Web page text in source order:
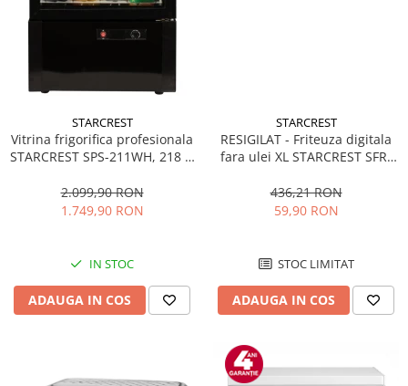
STARCREST
Vitrina frigorifica profesionala
STARCREST SPS-211WH, 218 L,
LED, H 141 cm, Negru
2.099,90 RON
1.749,90 RON
IN STOC
ADAUGA IN COS
STARCREST
RESIGILAT - Friteuza digitala
fara ulei XL STARCREST SFR-
Termostat 80 - 200 °C, 8
programe predefinite, Negru
436,21 RON
59,90 RON
STOC LIMITAT
ADAUGA IN COS